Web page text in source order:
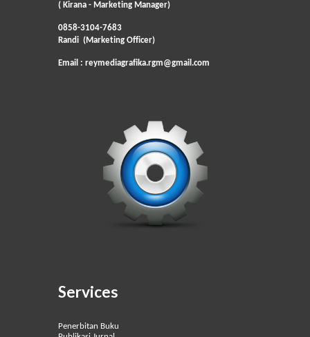
( Kirana - Marketing Manager)
0858-3104-7683
Randi (Marketing Officer)
Email : reymediagrafika.rgm@gmail.com
Services
Penerbitan Buku